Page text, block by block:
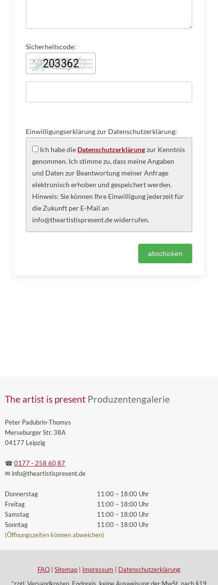
Sicherheitscode:
Einwilligungserklärung zur Datenschutzerklärung:
Ich habe die Datenschutzerklärungzur Kenntnis
genommen. Ich stimme zu, dass meine Angaben
und Daten zur Beantwortung meiner Anfrage
elektronisch erhoben und gespeichert werden.
Hinweis: Sie können Ihre Einwilligung jederzeit für
die Zukunft per E-Mail an
info@theartistispresent.de widerrufen.
The artist is present Produzentengalerie
Peter Padubrin-Thomys
Merseburger Str. 38A
04177 Leipzig
☎ 0177 - 258 60 87
✉ info@theartistispresent.de
Donnerstag
Freitag
Samstag
Sonntag
11:00 – 18:00 Uhr
11:00 – 18:00 Uhr
11:00 – 18:00 Uhr
11:00 – 18:00 Uhr
(Öffnungszeiten können abweichen)
FAQ Sitemap Impressum
Datenschutzerklärung